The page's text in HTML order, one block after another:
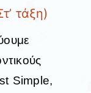
τάξη)
Simple,